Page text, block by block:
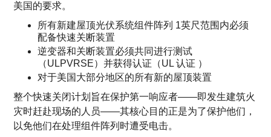
美国的要求。
所有新建屋顶光伏系统组件阵列 1英尺范围内必须
配备快速关断装置
逆变器和关断装置必须共同进行测试
（ULPVRSE）并获得认证（UL 认证 ）
对于美国大部分地区的所有新的屋顶装置
整个快速关闭计划旨在保护第一响应者——即发生建筑火
灾时赶赴现场的人员——其核心目的正是为了保护他们，
以免他们在处理组件阵列时遭受电击。